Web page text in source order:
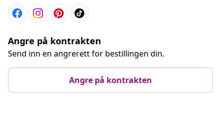
Angre på kontrakten
Send inn en angrerett for bestillingen din.
Angre på kontrakten